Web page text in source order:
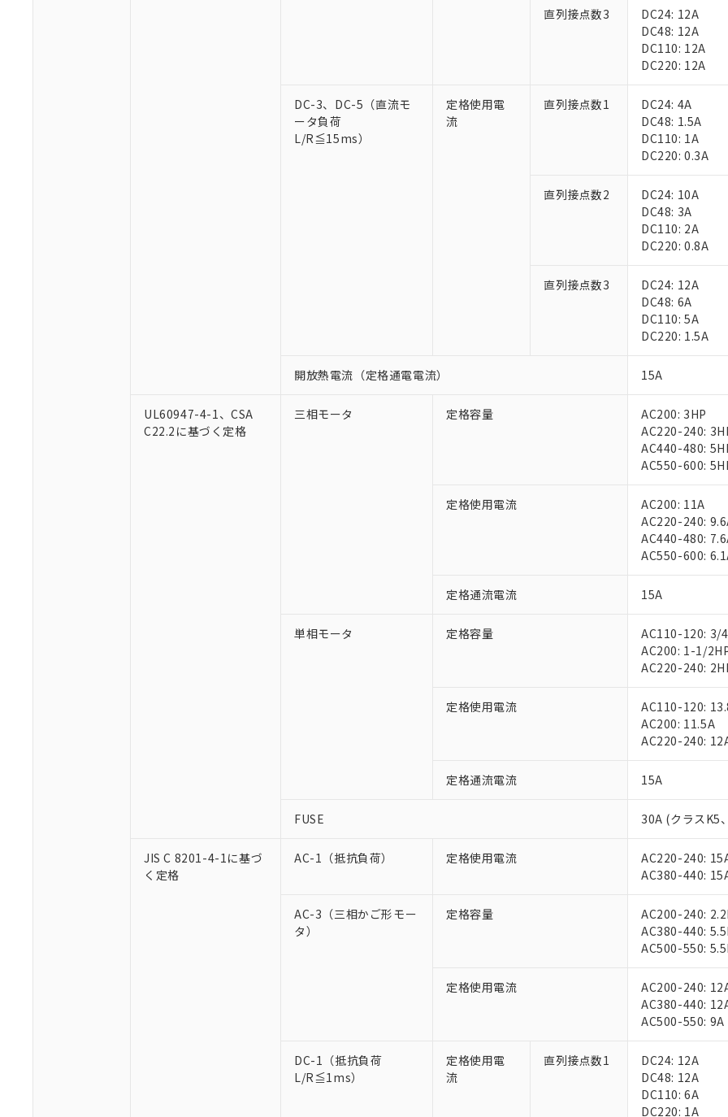
直列接点数3
DC24: 12A
DC48: 12A
DC110: 12A
DC220: 12A
DC-3、DC-5（直流モ
ータ負荷
L/R≦15ms）
定格使用電
流
直列接点数1
DC24: 4A
DC48: 1.5A
DC110: 1A
DC220: 0.3A
直列接点数2
DC24: 10A
DC48: 3A
DC110: 2A
DC220: 0.8A
直列接点数3
DC24: 12A
DC48: 6A
DC110: 5A
DC220: 1.5A
開放熱電流（定格通電電流） 15A
UL60947-4-1、CSA
C22.2に基づく定格
三相モータ 定格容量
AC200: 3HP
AC220-240:
AC440-480:
AC550-600:
定格使用電流
AC200: 11A
AC220-240:
AC440-480:
AC550-600:
定格通流電流 15A
単相モータ 定格容量
AC110-120: 3/
AC200: 1-1/
AC220-240:
定格使用電流
AC110-120:
AC200: 11.5A
AC220-240:
定格通流電流 15A
FUSE 30A (クラスK5
JIS C 8201-4-1に基づ
く定格
AC-1（抵抗負荷） 定格使用電流
AC220-240:
AC380-440:
AC-3（三相かご形モー
タ）
定格容量
AC200-240:
AC380-440:
AC500-550:
定格使用電流
AC200-240:
AC380-440:
AC500-550: 9A
DC-1（抵抗負荷
L/R≦1ms）
定格使用電
流
直列接点数1
DC24: 12A
DC48: 12A
DC110: 6A
DC220: 1A
のであり、閲覧された時点での実際の在庫および標準価格とは異なる場合がある
正式な納期状況および標準価格はお客様のお取引先、またはお客様担当のオムロ
」をご確認くだ
在庫状況および標準価格結果を当社の事前の承諾なく第三者に漏洩または開示し
す。
マイパーツ機能（部品リスト作成サービス）をご利用いただくには、I-Webメンバ
お客様が当ウェブサイト上で当社にご登録された部品リストについて、当社およ
が、当社の製品・サービスに関するお客様との取引・商談に必要な範囲で利用す
の「1.共同利用者の
但し、RoHS指令で産業用監視および制御機器に対する適用除外項目は除く。
フタル酸エステル類の４物質については閾値を超える意図的な使用がないことを確認しています。
部品在庫の切り替え状況などにより、予定月が前後することがあります。
※本証明書は発行日時点で非含有を証明するもので、過去に遡って非含有を証明するも
また、RoHS指令のフタル酸エステル類４物質の対応では、対応完了までの期間は出
既に当社にて対応品への在庫切替を完了していることから、特段のことがない限り、
Pb(鉛) :1000ppm、 Hg(水銀) : 1000ppm、 Cd(カドミウム) : 100ppm、
Cr(Ⅵ)(六価クロム) : 1000ppm、 PBBs(ポリ臭化ビフェニル類) : 1000ppm、 PBDEs(ポリ臭化ジフェニルエーテ
DBP(フタル酸ジブチル) : 1000ppm、 DIBP(フタル酸ジイソブチル) : 1000ppm、 BBP(フタル酸ブチルベンジル)
「ｅ」：有害物質（10物質）のすべてが基準値以下であることを示します。
「10」：通常の使用状況下において有害物質が外部に漏えいし、環境に深刻な影響を及
当社は貴社製品を、核兵器、ミサイル、化学兵器、生物兵器またはその他武器並
当社は、貴社製品を第三者に販売する場合は、上記1、2および3の内容を当該第三
また当社は、販売先および販売に係わる関係者が違法に輸出するおそれがある場
たしません。
キャンセル
在庫なし(最新の在庫状況については、お客様のお取引先、またはお客様担当
機器販売店・当社販売員にご確認ください)